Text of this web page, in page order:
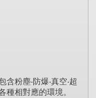
粉塵‧防爆‧真空‧超
種相對應的環境。